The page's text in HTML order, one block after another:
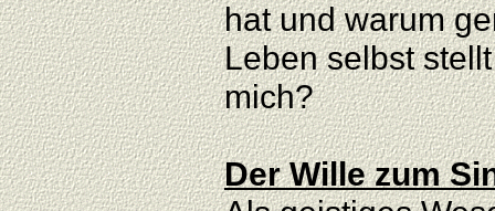
hat und warum
Leben selbst
mich?
Der Wille zum